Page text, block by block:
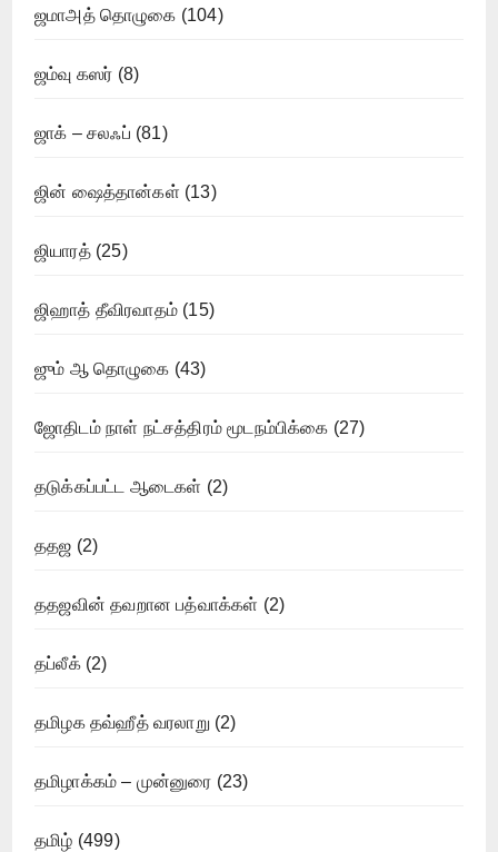
ஜமாஅத் தொழுகை (104)
ஜம்வு கஸர் (8)
ஜாக் – சலஃப் (81)
ஜின் ஷைத்தான்கள் (13)
ஜியாரத்(25)
ஜிஹாத் தீவிரவாதம் (15)
ஜும் ஆ தொழுகை (43)
ஜோதிடம் நாள் நட்சத்திரம் மூடநம்பிக்கை (27)
தடுக்கப்பட்ட ஆடைகள் (2)
ததஜ (2)
ததஜவின் தவறான பத்வாக்கள் (2)
தப்லீக்(2)
தமிழக தவ்ஹீத் வரலாறு (2)
தமிழாக்கம் – முன்னுரை (23)
தமிழ் (499)